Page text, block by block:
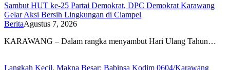
Sambut HUT ke-25 Partai Demokrat, DPC Demokrat Karawang
Gelar Aksi Bersih Lingkungan di Ciampel
BeritaAgustus 7, 2026
KARAWANG – Dalam rangka menyambut Hari Ulang Tahun…
Langkah Kecil, Makna Besar: Babinsa Kodim 0604/Karawang